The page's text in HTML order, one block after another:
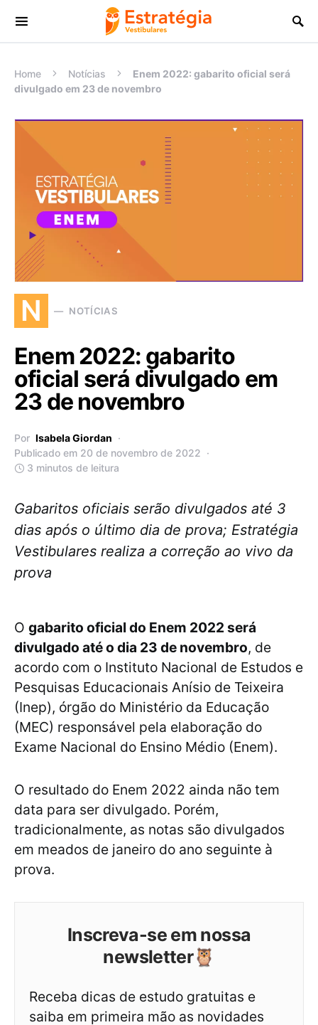
Procurar:
Home Notícias
Enem 2022: gabarito oficial será
divulgado em 23 de novembro
N NOTÍCIAS
Enem 2022: gabarito
oficial será divulgado em
23 de novembro
Por Isabela Giordan
Publicado em 20 de novembro de 2022
3 minutos de leitura
Gabaritos oficiais serão divulgados até 3
dias após o último dia de prova; Estratégia
Vestibulares realiza a correção ao vivo da
prova
O gabarito oficial do Enem 2022 será
divulgado até o dia 23 de novembro, de
acordo com o Instituto Nacional de Estudos e
Pesquisas Educacionais Anísio de Teixeira
(Inep), órgão do Ministério da Educação
(MEC) responsável pela elaboração do
Exame Nacional do Ensino Médio (Enem).
O resultado do Enem 2022 ainda não tem
data para ser divulgado. Porém,
tradicionalmente, as notas são divulgados
em meados de janeiro do ano seguinte à
prova.
Inscreva-se em nossa
newsletter🦉
Receba dicas de estudo gratuitas e
saiba em primeira mão as novidades